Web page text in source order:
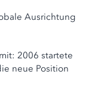
Ausrichtung
2006 startete
neue Position